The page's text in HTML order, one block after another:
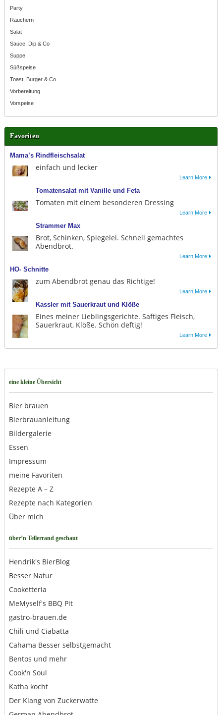
Party
Räuchern
Salat
Sauce, Dip & Co
Suppe
Süßspeise
Toast, Burger & Co
Vorbereitung
Vorspeise
Favoriten
Mama’s Rindfleischsalat
einfach und lecker
Learn More
Tomatensalat mit Vanille und Feta
Tomaten mit einem besonderen Dressing
Learn More
Strammer Max
Brot, Schinken, Spiegelei. Schnell gemachtes
Abendbrot.
Learn More
HO- Schnitte
zum Abendbrot genau das Richtige!
Learn More
Kassler mit Sauerkraut und Klöße
Eines meiner Lieblingsgerichte. Saftiges Fleisch,
Sauerkraut, Klöße. Schön deftig!
Learn More
eine kleine Übersicht
Bier brauen
Bierbrauanleitung
Bildergalerie
Essen
Impressum
meine Favoriten
Rezepte A – Z
Rezepte nach Kategorien
Über mich
über’n Tellerrand geschaut
Hendrik's BierBlog
Besser Natur
Cooketteria
MeMyself's BBQ Pit
gastro-brauen.de
Chili und Ciabatta
Cahama Besser selbstgemacht
Bentos und mehr
Cook'n Soul
Katha kocht
Der Klang von Zuckerwatte